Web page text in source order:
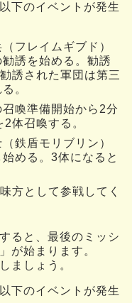
下のイベントが発生
フレイムギブド）
誘を始める。勧誘
誘された軍団は第三
。
喚準備開始から2分
体召喚する。
鉄盾モリブリン）
める。3体になると
方として参戦してく
ると、最後のミッシ
」が始まります。
ましょう。
下のイベントが発生